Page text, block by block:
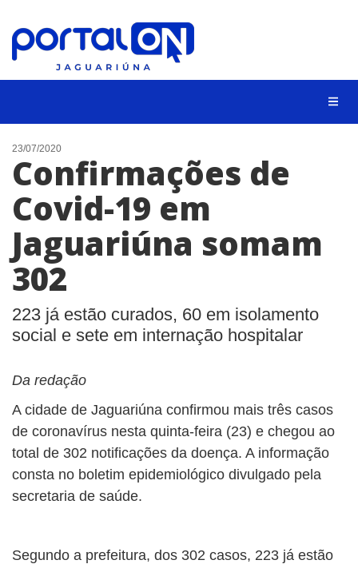
NOTÍCIAS
LISTA DIGITAL
CONTATO
ANUNCIE
23/07/2020
Confirmações de
Covid-19 em
Jaguariúna somam
302
223 já estão curados, 60 em isolamento
social e sete em internação hospitalar
Da redação
A cidade de Jaguariúna confirmou mais três casos
de coronavírus nesta quinta-feira (23) e chegou ao
total de 302 notificações da doença. A informação
consta no boletim epidemiológico divulgado pela
secretaria de saúde.
Segundo a prefeitura, dos 302 casos, 223 já estão